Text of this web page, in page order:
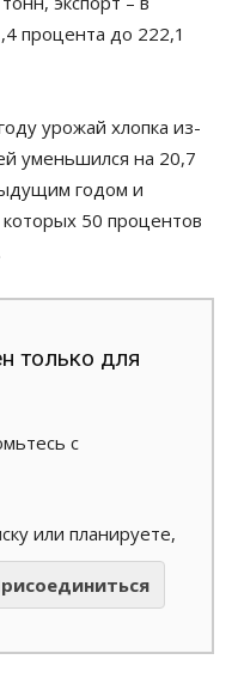
процента до 222,1
урожай хлопка из-
уменьшился на 20,7
годом и
50 процентов
только для
с
или планируете,